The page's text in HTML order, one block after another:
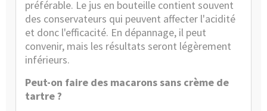
préférable. Le jus en bouteille contient souvent
des conservateurs qui peuvent affecter l'acidité
et donc l'efficacité. En dépannage, il peut
convenir, mais les résultats seront légèrement
inférieurs.
Peut-on faire des macarons sans crème de
tartre ?